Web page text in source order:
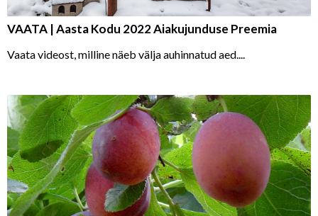
VAATA | Aasta Kodu 2022 Aiakujunduse Preemia
Vaata videost, milline näeb välja auhinnatud aed....